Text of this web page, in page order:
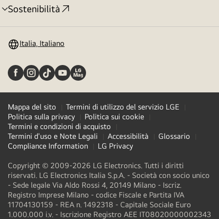
Sostenibilità
Attivazione
Italia, Italiano
Mappa del sito
Termini di utilizzo del servizio LGE
Politica sulla privacy
Politica sui cookie
Termini e condizioni di acquisto
Termini d'uso e Note Legali
Accessibilità
Glossario
Compliance Information
LG Privacy
Copyright © 2009-2026 LG Electronics. Tutti i diritti
riservati. LG Electronics Italia S.p.A. - Società con socio unico
- Sede legale Via Aldo Rossi 4, 20149 Milano - Iscriz.
Registro Imprese Milano - codice Fiscale e Partita IVA
11704130159 - REA n. 1492318 - Capitale Sociale Euro
1.000.000 i.v. - Iscrizione Registro AEE IT08020000002343​